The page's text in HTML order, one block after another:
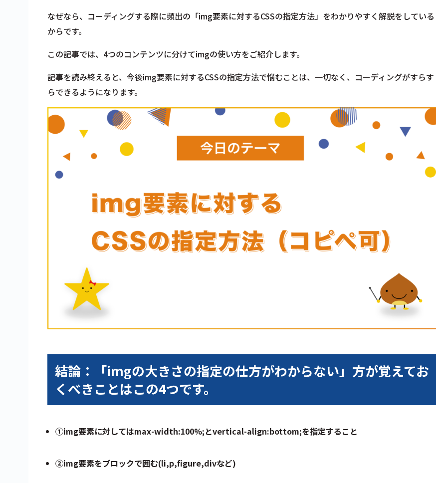
なぜなら、コーディングする際に頻出の「img要素に対するCSSの指定方法」をわかりやすく解説をしている
からです。
この記事では、4つのコンテンツに分けてimgの使い方をご紹介します。
記事を読み終えると、 今後img要素に対するCSSの指定方法で悩むことは、一切なく、コーディングがすらす
らできるようになります。
結論：「imgの大きさの指定の仕方がわからない」方が覚えてお
くべきことはこの4つです。
①img要素に対してはmax-width:100%;とvertical-align:bottom;を指定すること
②img要素をブロックで囲む(li,p,figure,divなど)